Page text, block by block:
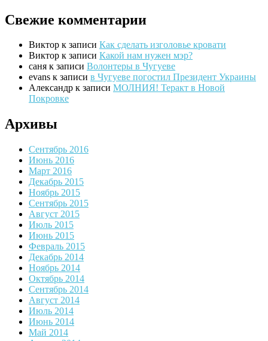
Свежие комментарии
Виктор к записи Как сделать изголовье кровати
Виктор к записи Какой нам нужен мэр?
саня к записи Волонтеры в Чугуеве
evans к записи в Чугуеве погостил Президент Украины
Александр к записи МОЛНИЯ! Теракт в Новой
Покровке
Архивы
Сентябрь 2016
Июнь 2016
Март 2016
Декабрь 2015
Ноябрь 2015
Сентябрь 2015
Август 2015
Июль 2015
Июнь 2015
Февраль 2015
Декабрь 2014
Ноябрь 2014
Октябрь 2014
Сентябрь 2014
Август 2014
Июль 2014
Июнь 2014
Май 2014